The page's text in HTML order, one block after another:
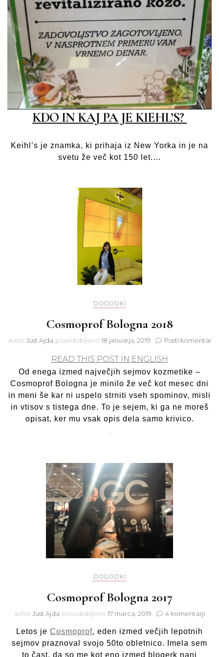
KDO IN KAJ PA JE KIEHL’S?
Keihl’s je znamka, ki prihaja iz New Yorka in je na
svetu že več kot 150 let.…
DOGODKI
Cosmoprof Bologna 2018
avtor Just Ajda posodobljeno 18 januarja, 2019 Pusti komentarna
READ THIS POST IN ENGLISH
Od enega izmed največjih sejmov kozmetike –
Cosmoprof Bologna je minilo že več kot mesec dni
in meni še kar ni uspelo strniti vseh spominov, misli
in vtisov s tistega dne. To je sejem, ki ga ne moreš
opisat, ker mu vsak opis dela samo krivico.
…
DOGODKI
Cosmoprof Bologna 2017
avtor Just Ajda posodobljeno 17 marca, 2019 4 komentarji
2017
Letos je Cosmoprof, eden izmed večjih lepotnih
sejmov praznoval svojo 50to obletnico. Imela sem
to čast, da so me kot eno izmed blogerk nanj